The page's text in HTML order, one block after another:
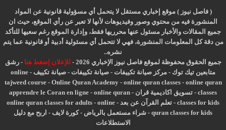
( فاصل نيوز ) موقع إخباري مستقل لا يتحمل أي مسؤولية قانونية عن المواد
المنشورة فيه من محتوي وصور وفيديوهات لأنها لا تعبر عن رأي الموقع، حيث ان
جميع المقالات والأخبار مسئول عنها محرريها فقط، وإدارة الموقع رغم سعيها للتأكد
من دقة كل المعلومات المنشورة، فهي لا تتحمل أي مسئولية أدبية أو قانونية عما يتم
نشره..
جميع الحقوق محفوظة لموقع فاصل نيوز الإخباري 2026 -
للإعلان إضغط هنا -رشق
متابعين تيك توك - مركز صيانة تكييفات - صيانة تكييفات - صيانة تكييف -
online
tajweed course- Online Quran Academy- online quran classes- online quran
classes
- تسويق اكاديمية قران -
apprendre le Coran en ligne - online quran
classes for kids
- تعلم القرآن عن بعد -
online quran classes for adults - online
quran classes for kids
- شراء مستعمل بالرياض -كورة لايف - اربح مع دليل
الاستطلاعات